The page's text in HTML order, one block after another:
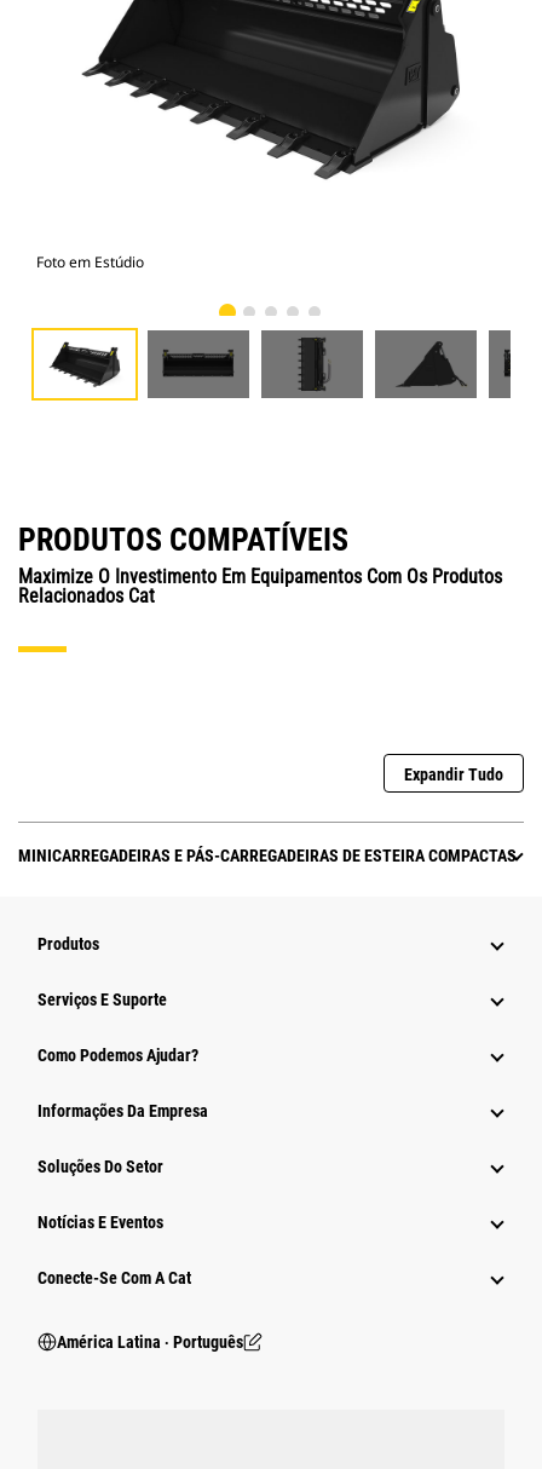
Foto em Estúdio
PRODUTOS COMPATÍVEIS
Maximize O Investimento Em Equipamentos Com Os Produtos
Relacionados Cat
Expandir Tudo
MINICARREGADEIRAS E PÁS-CARREGADEIRAS DE ESTEIRA COMPACTAS
Produtos
Serviços E Suporte
Como Podemos Ajudar?
Informações Da Empresa
Soluções Do Setor
Notícias E Eventos
Conecte-Se Com A Cat
América Latina ‧ Português